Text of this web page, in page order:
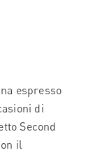
espresso
di
Second
il